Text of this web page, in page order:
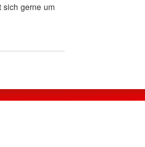
sich gerne um